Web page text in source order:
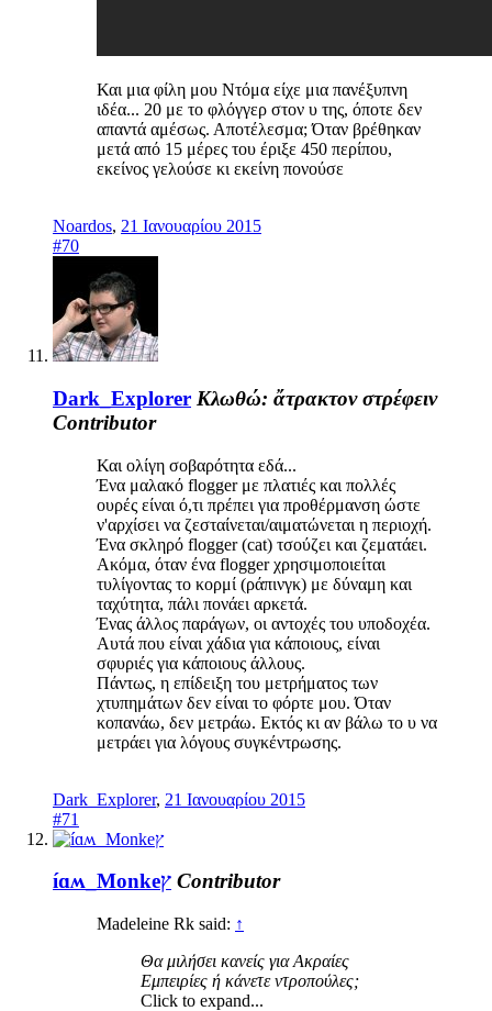
Και μια φίλη μου Ντόμα είχε μια πανέξυπνη
ιδέα... 20 με το φλόγγερ στον υ της, όποτε δεν
απαντά αμέσως. Αποτέλεσμα; Όταν βρέθηκαν
μετά από 15 μέρες του έριξε 450 περίπου,
εκείνος γελούσε κι εκείνη πονούσε
Noardos, 21 Ιανουαρίου 2015
#70
Dark_Explorer Κλωθώ: ἄτρακτον στρέφειν
Contributor
Και ολίγη σοβαρότητα εδά...
Ένα μαλακό flogger με πλατιές και πολλές
ουρές είναι ό,τι πρέπει για προθέρμανση ώστε
ν'αρχίσει να ζεσταίνεται/αιματώνεται η περιοχή.
Ένα σκληρό flogger (cat) τσούζει και ζεματάει.
Ακόμα, όταν ένα flogger χρησιμοποιείται
τυλίγοντας το κορμί (ράπινγκ) με δύναμη και
ταχύτητα, πάλι πονάει αρκετά.
Ένας άλλος παράγων, οι αντοχές του υποδοχέα.
Αυτά που είναι χάδια για κάποιους, είναι
σφυριές για κάποιους άλλους.
Πάντως, η επίδειξη του μετρήματος των
χτυπημάτων δεν είναι το φόρτε μου. Όταν
κοπανάω, δεν μετράω. Εκτός κι αν βάλω το υ να
μετράει για λόγους συγκέντρωσης.
Dark_Explorer, 21 Ιανουαρίου 2015
#71
íɑʍ_Monkeץ Contributor
Madeleine Rk said: ↑
Θα μιλήσει κανείς για Aκραίες
Eμπειρίες ή κάνετε ντροπούλες;
Click to expand...